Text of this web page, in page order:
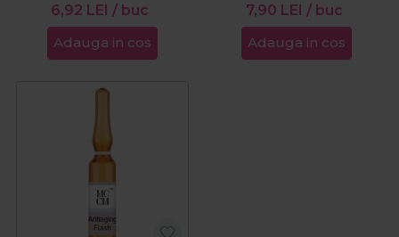
6,92 LEI / buc
Adauga in cos
7,90 LEI / buc
Adauga in cos